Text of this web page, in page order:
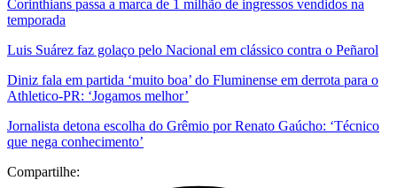
Corinthians passa a marca de 1 milhão de ingressos vendidos na
temporada
Luis Suárez faz golaço pelo Nacional em clássico contra o Peñarol
Diniz fala em partida ‘muito boa’ do Fluminense em derrota para o
Athletico-PR: ‘Jogamos melhor’
Jornalista detona escolha do Grêmio por Renato Gaúcho: ‘Técnico
que nega conhecimento’
Compartilhe: